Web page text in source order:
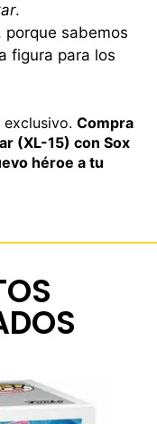
.
porque sabemos
figura para los
exclusivo. Compra
(XL-15) con Sox
héroe a tu